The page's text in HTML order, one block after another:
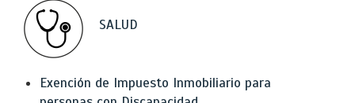
SALUD
Exención de Impuesto Inmobiliario para